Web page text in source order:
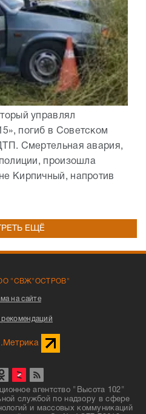
управлял
погиб в Советском
Смертельная авария,
произошла
Кирпичный, напротив
ЕЩЁ
"СВЖ"ОСТРОВ"
на сайте
агентство "Высота 102"
службой по надзору в сфере
и массовых коммуникаций